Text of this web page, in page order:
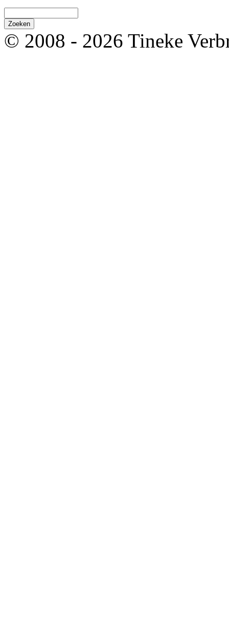
© 2008 - 2026 Tineke